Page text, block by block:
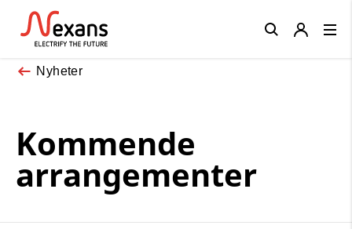
Nyheter
Kommende
arrangementer
Close